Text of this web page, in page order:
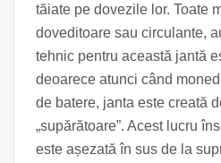
tăiate pe dovezile lor. Toate
doveditoare sau circulante,
tehnic pentru această jantă
deoarece atunci când
de batere, janta este creată
„supărătoare”. Acest lucru
este așezată în sus de la